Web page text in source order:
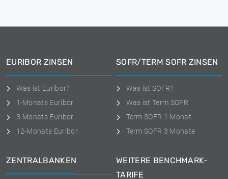
EURIBOR ZINSEN
Was ist Euribor?
1-Monats Euribor
3-Monats Euribor
12-Monats Euribor
SOFR/TERM SOFR ZINSEN
Was ist SOFR?
Was ist Term SOFR
Term SOFR 1 Monat
Term SOFR 3 Monate
ZENTRALBANKEN
WEITERE BENCHMARK-
TARIFE